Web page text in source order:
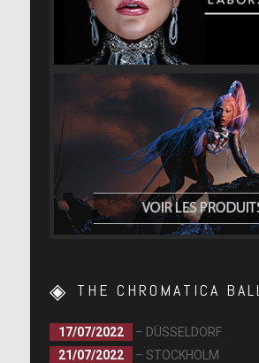
THE CHROMATICA BALL
17/07/2022
– DÜSSELDORF
21/07/2022
– STOCKHOLM